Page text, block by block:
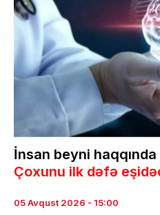
İnsan beyni
Çoxunu ilk dəfə
05 Avqust 2026 - 15:00